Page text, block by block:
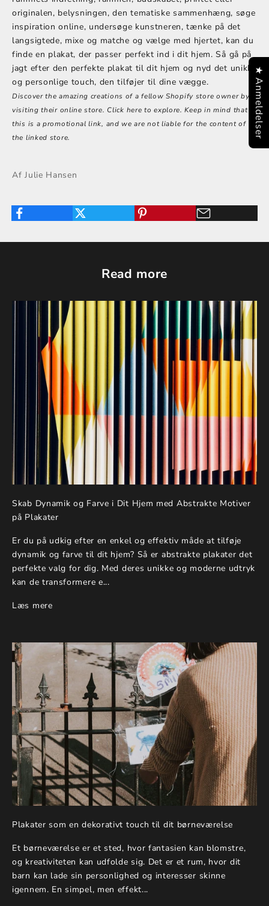
originalen, belysningen, den tematiske sammenhæng, søge
inspiration online, undersøge kunstneren, tænke på det
langsigtede, mixe og matche og vælge med hjertet, kan du
finde en plakat, der passer perfekt ind i dit hjem. Så gå på
jagt efter den perfekte plakat til dit hjem og nyd det unikke
og personlige touch, den tilføjer til dine vægge.
Discover the amazing creations of a fellow Shopify store owner by
visiting their online store. Click here to explore. Keep in mind that
this is a promotional link, and we are not liable for the content of
the linked store.
Af Julie Hansen
Read more
Skab Dynamik og Farve i Dit Hjem med Abstrakte Motiver
på Plakater
Er du på udkig efter en enkel og effektiv måde at tilføje
dynamik og farve til dit hjem? Så er abstrakte plakater det
perfekte valg for dig. Med deres unikke og moderne udtryk
kan de transformere e...
Læs mere
Plakater som en dekorativt touch til dit børneværelse
Et børneværelse er et sted, hvor fantasien kan blomstre,
og kreativiteten kan udfolde sig. Det er et rum, hvor dit
barn kan lade sin personlighed og interesser skinne
igennem. En simpel, men effekt...
★ Anmeldelser